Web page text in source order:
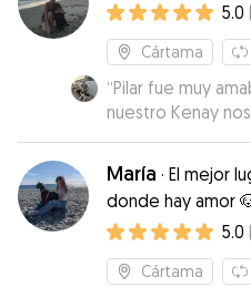
5.0
Cártama
“Pilar fue muy
nuestro Kenay
momento.
María · El mejor
donde hay amor
5.0
Cártama